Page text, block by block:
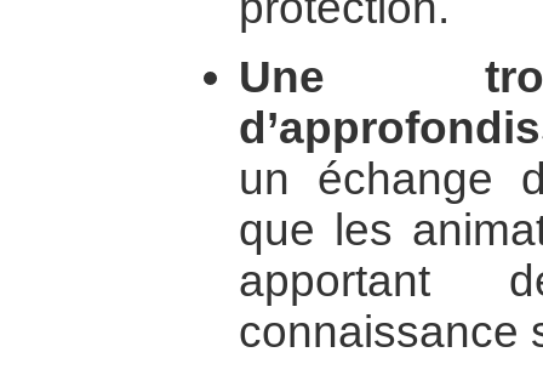
Une
un échange
que les
apportant
connaissance